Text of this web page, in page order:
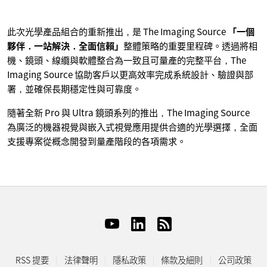
此次光學產品組合的重新推出，是 The Imaging Source 「一個
夥伴．一站解決．全面信賴」 整體策略的重要里程碑。透過將相
機、鏡頭、線纜與軟體整合為一致且可量產的完整平台，The
Imaging Source 協助客戶以更高效率完成系統設計、驗證與部
署，並確保長期穩定性與可靠度。
隨著全新 Pro 與 Ultra 鏡頭系列的推出，The Imaging Source
為廣泛的機器視覺與嵌入式視覺應用提供合適的光學選擇，全面
支援專案從概念開發到量產階段的各項需求。
RSS 提要 法律聲明 隱私政策 條款及細則 公司政策